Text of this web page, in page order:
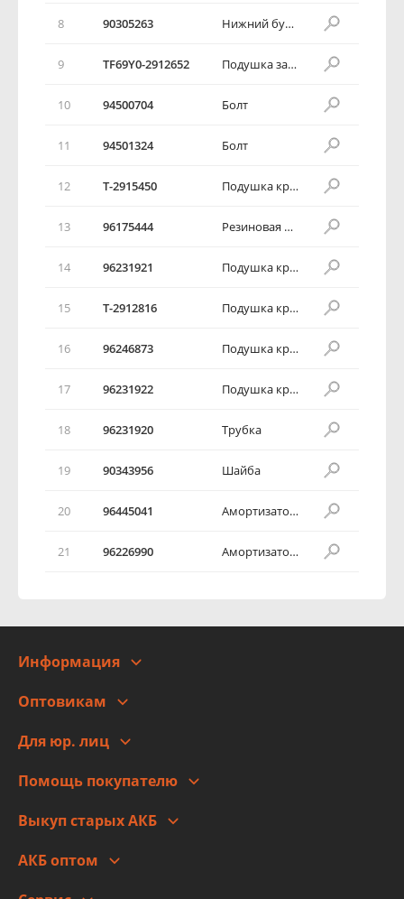
8 90305263 Нижний буфер пружины
9 TF69Y0-2912652 Подушка задней пружины нижняя
10 94500704 Болт
11 94501324 Болт
12 T-2915450 Подушка крепления амортизатора
13 96175444 Резиновая шайба
14 96231921 Подушка крепления амортизатора
15 T-2912816 Подушка крепления амортизатора нижняя
16 96246873 Подушка крепления амортизатора нижняя
17 96231922 Подушка крепления амортизатора нижняя
18 96231920 Трубка
19 90343956 Шайба
20 96445041 Амортизатор задней стойки
21 96226990 Амортизатор задней стойки
Информация
Адреса
Новости
Оптовикам
Для юр. лиц
Помощь покупателю
Оплата
Гарантии и возврат
Выкуп старых АКБ
АКБ оптом